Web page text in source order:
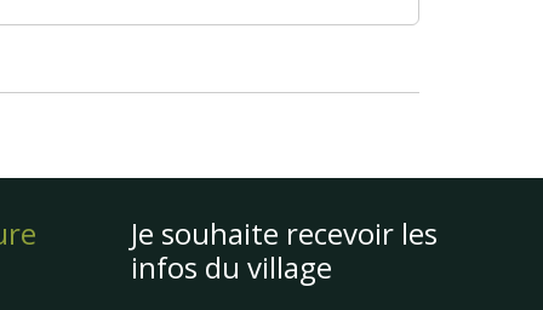
Je souhaite recevoir les
infos du village